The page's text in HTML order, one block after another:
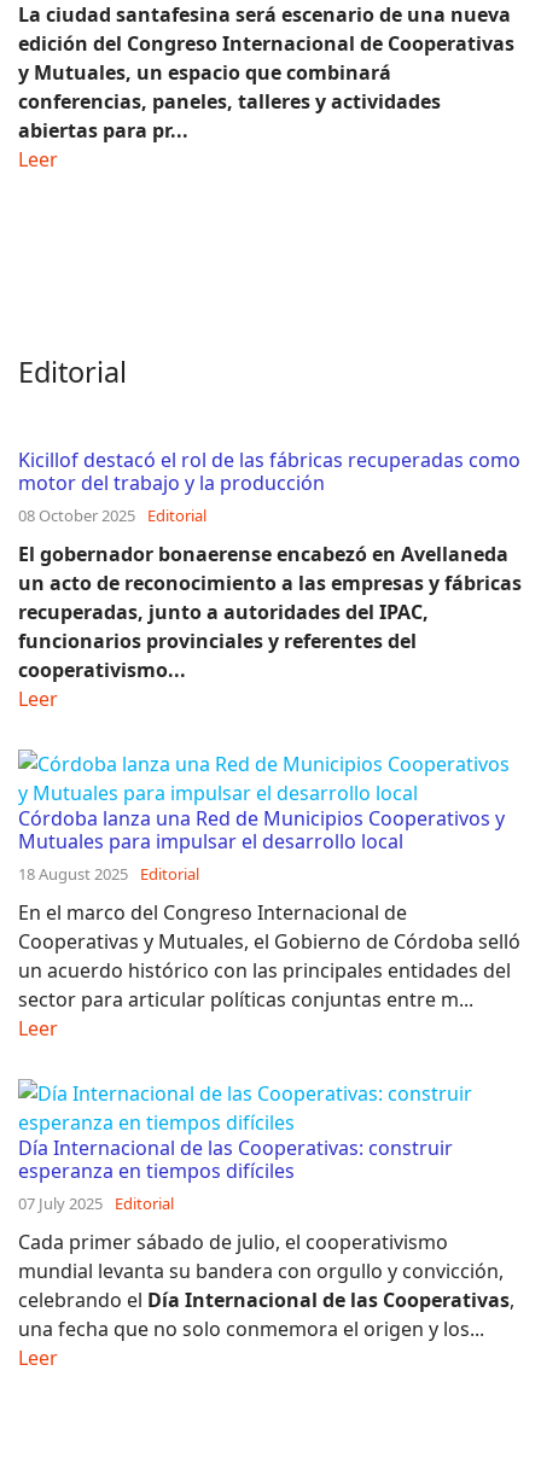
La ciudad santafesina será escenario de una nueva
edición del Congreso Internacional de Cooperativas
y Mutuales, un espacio que combinará
conferencias, paneles, talleres y actividades
abiertas para pr...
Leer
Editorial
Kicillof destacó el rol de las fábricas recuperadas como
motor del trabajo y la producción
08 October 2025 Editorial
El gobernador bonaerense encabezó en Avellaneda
un acto de reconocimiento a las empresas y fábricas
recuperadas, junto a autoridades del IPAC,
funcionarios provinciales y referentes del
cooperativismo...
Leer
Córdoba lanza una Red de Municipios Cooperativos y
Mutuales para impulsar el desarrollo local
18 August 2025 Editorial
En el marco del Congreso Internacional de
Cooperativas y Mutuales, el Gobierno de Córdoba selló
un acuerdo histórico con las principales entidades del
sector para articular políticas conjuntas entre m...
Leer
Día Internacional de las Cooperativas: construir
esperanza en tiempos difíciles
07 July 2025 Editorial
Cada primer sábado de julio, el cooperativismo
mundial levanta su bandera con orgullo y convicción,
celebrando el Día Internacional de las Cooperativas,
una fecha que no solo conmemora el origen y los...
Leer